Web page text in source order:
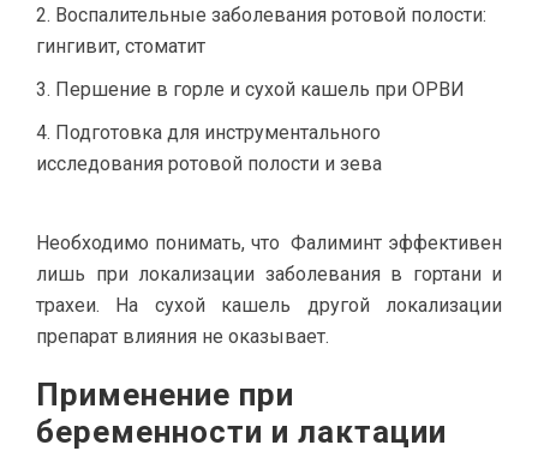
Воспалительные заболевания ротовой полости:
гингивит, стоматит
Першение в горле и сухой кашель при ОРВИ
Подготовка для инструментального
исследования ротовой полости и зева
Необходимо понимать, что Фалиминт эффективен
лишь при локализации заболевания в гортани и
трахеи. На сухой кашель другой локализации
препарат влияния не оказывает.
Применение при
беременности и лактации